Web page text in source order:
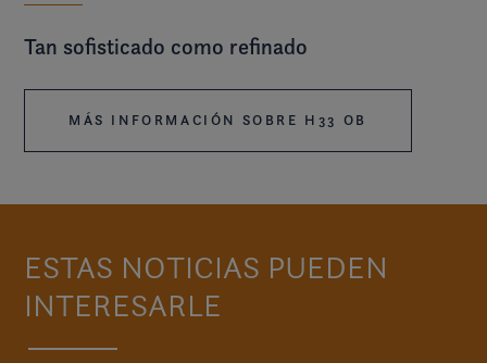
Tan sofisticado como refinado
MÁS INFORMACIÓN SOBRE H33 OB
ESTAS NOTICIAS PUEDEN
INTERESARLE